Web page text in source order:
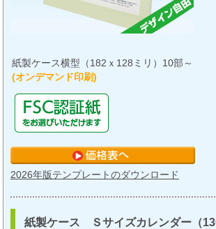
紙製ケース横型（182ｘ128ミリ）10部～
(オンデマンド印刷)
2026年版テンプレートのダウンロード
紙製ケース Ｓサイズカレンダー（